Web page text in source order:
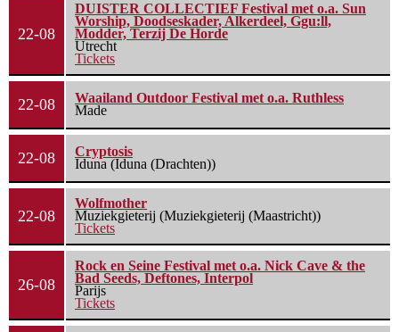
22-08
DUISTER COLLECTIEF Festival met o.a. Sun
Worship, Doodseskader, Alkerdeel, Ggu:ll,
Modder, Terzij De Horde
Utrecht
Tickets
22-08
Waailand Outdoor Festival met o.a. Ruthless
Made
22-08
Cryptosis
Iduna (Iduna (Drachten))
22-08
Wolfmother
Muziekgieterij (Muziekgieterij (Maastricht))
Tickets
26-08
Rock en Seine Festival met o.a. Nick Cave & the
Bad Seeds, Deftones, Interpol
Parijs
Tickets